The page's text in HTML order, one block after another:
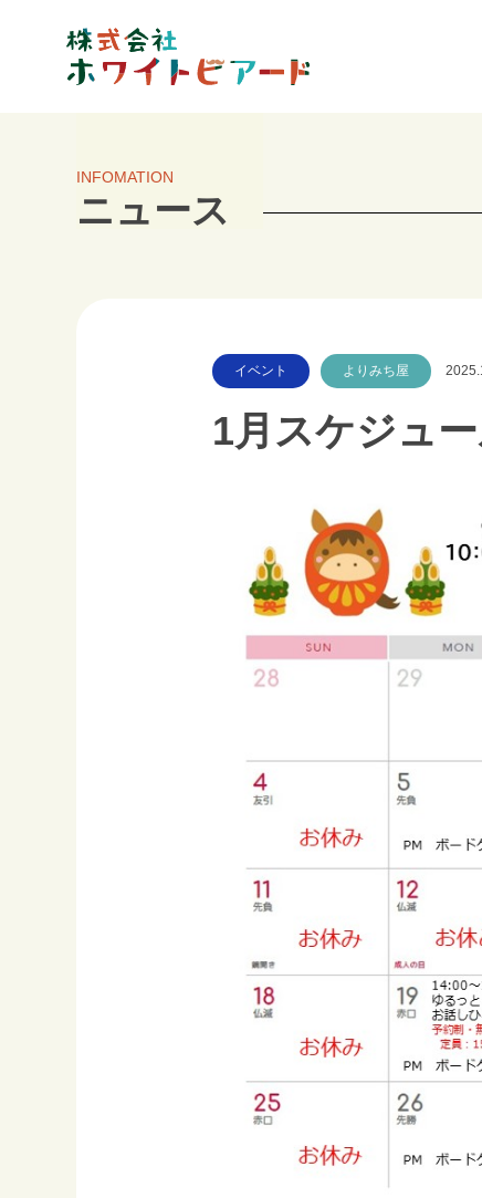
INFOMATION
ニュース
イベント よりみち屋
1月スケジュ